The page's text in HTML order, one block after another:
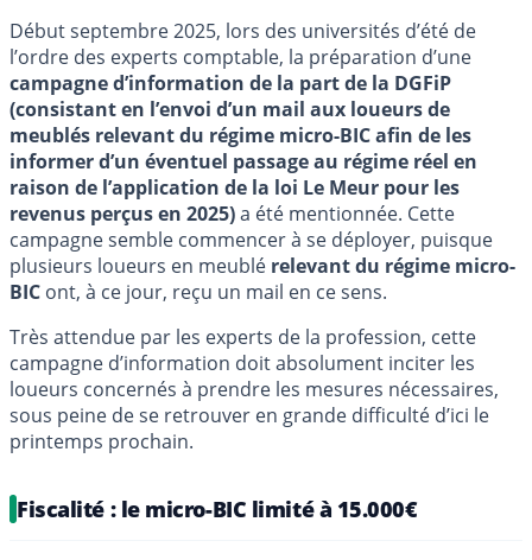
Début septembre 2025, lors des universités d’été de
l’ordre des experts comptable, la préparation d’une
campagne d’information de la part de la DGFiP
(consistant en l’envoi d’un mail aux loueurs de
meublés relevant du régime micro-BIC afin de les
informer d’un éventuel passage au régime réel en
raison de l’application de la loi Le Meur pour les
revenus perçus en 2025)a été mentionnée. Cette
campagne semble commencer à se déployer, puisque
plusieurs loueurs en meublé relevant du régime micro-
BIC ont, à ce jour, reçu un mail en ce sens.
Très attendue par les experts de la profession, cette
campagne d’information doit absolument inciter les
loueurs concernés à prendre les mesures nécessaires,
sous peine de se retrouver en grande difficulté d’ici le
printemps prochain.
Fiscalité : le micro-BIC limité à 15.000€